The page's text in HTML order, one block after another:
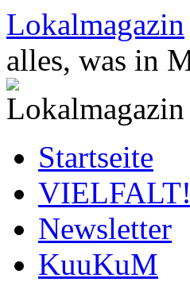
Zum
Inhalt
springen
Lokalmagazin
alles, was in
Startseite
Newsletter
KuuKuM